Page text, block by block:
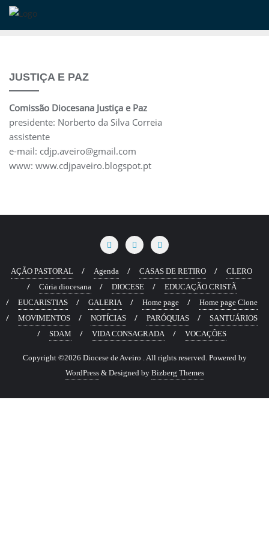
Skip
JUSTIÇA E PAZ
Comissão Diocesana Justiça e Paz
presidente: Norberto da Silva Correia
assistente
e-mail: cdjp.aveiro@gmail.com
www: www.cdjpaveiro.blogspot.pt
AÇÃO PASTORAL Agenda CASAS DE RETIRO
CLERO
Cúria diocesana
DIOCESE
EDUCAÇÃO CRISTÃ
EUCARISTIAS
GALERIA Home page
Home page Clone
MOVIMENTOS
NOTÍCIAS PARÓQUIAS
SANTUÁRIOS
SDAM
VIDA CONSAGRADA VOCAÇÕES
Copyright ©2026 Diocese de Aveiro . All rights reserved. Powered by
WordPress & Designed by Bizberg Themes